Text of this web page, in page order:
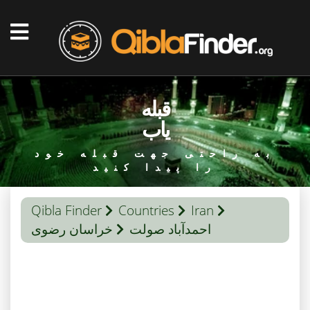
قبله
یاب
به راحتی جهت قبله خود
را پیدا کنید
Qibla Finder Countries
Iran
خراسان رضوی
احمدآباد صولت